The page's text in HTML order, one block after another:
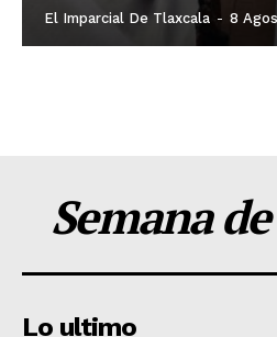
El Imparcial De Tlaxcala - 8
Semana
Lo ultimo